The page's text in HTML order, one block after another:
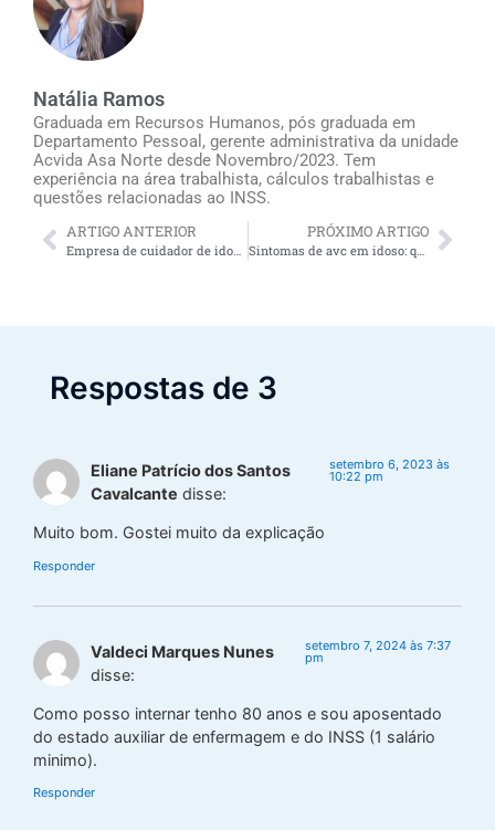
Natália Ramos
Graduada em Recursos Humanos, pós graduada em
Departamento Pessoal, gerente administrativa da unidade
Acvida Asa Norte desde Novembro/2023. Tem
experiência na área trabalhista, cálculos trabalhistas e
questões relacionadas ao INSS.
ARTIGO ANTERIOR PRÓXIMO ARTIGO
Sintomas de avc em idoso: quais são?
Respostas de 3
Eliane Patrício dos Santos
Cavalcante disse:
setembro 6, 2023 às
10:22 pm
Muito bom. Gostei muito da explicação
Responder
Valdeci Marques Nunes
disse:
setembro 7, 2024 às 7:37
pm
Como posso internar tenho 80 anos e sou aposentado
do estado auxiliar de enfermagem e do INSS (1 salário
minimo).
Responder